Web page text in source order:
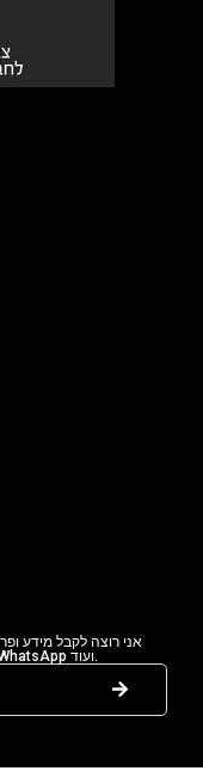
אני רוצה לקבל מידע
התקשורת והטכנולוגיה השונים כגון: דוא"ל/ SMS /WhatsApp ועוד.